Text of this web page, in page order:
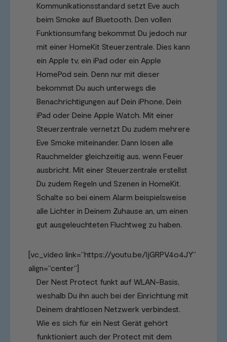
Kommunikationsstandard setzt Eve auch
beim Smoke auf Bluetooth. Den vollen
Funktionsumfang bekommst Du jedoch nur
mit einer HomeKit Steuerzentrale. Dies kann
ein Apple tv, ein iPad oder ein Apple
HomePod sein. Denn nur mit dieser
bekommst Du auch unterwegs die
Benachrichtigungen auf Dein iPhone, Dein
iPad oder Deine Apple Watch. Mit einer
Steuerzentrale vernetzt Du zudem mehrere
Eve Smoke miteinander. Dann lösen alle
Rauchmelder gleichzeitig aus, wenn Feuer
ausbricht. Mit einer Steuerzentrale erstellst
Du zudem Regeln und Szenen in HomeKit.
Schalte so bei einem Alarm beispielsweise
alle Lichter in Deinem Zuhause an, um einen
gut ausgeleuchteten Fluchtweg zu haben.
[vc_video link=“https://youtu.be/ljGRPV4o4JY“
align=“center“]
Der Nest Protect funkt auf WLAN-Basis,
weshalb Du ihn auch bei der Einrichtung mit
Deinem drahtlosen Netzwerk verbindest.
Wie es sich für ein Nest Gerät gehört
funktioniert auch der Protect mit dem